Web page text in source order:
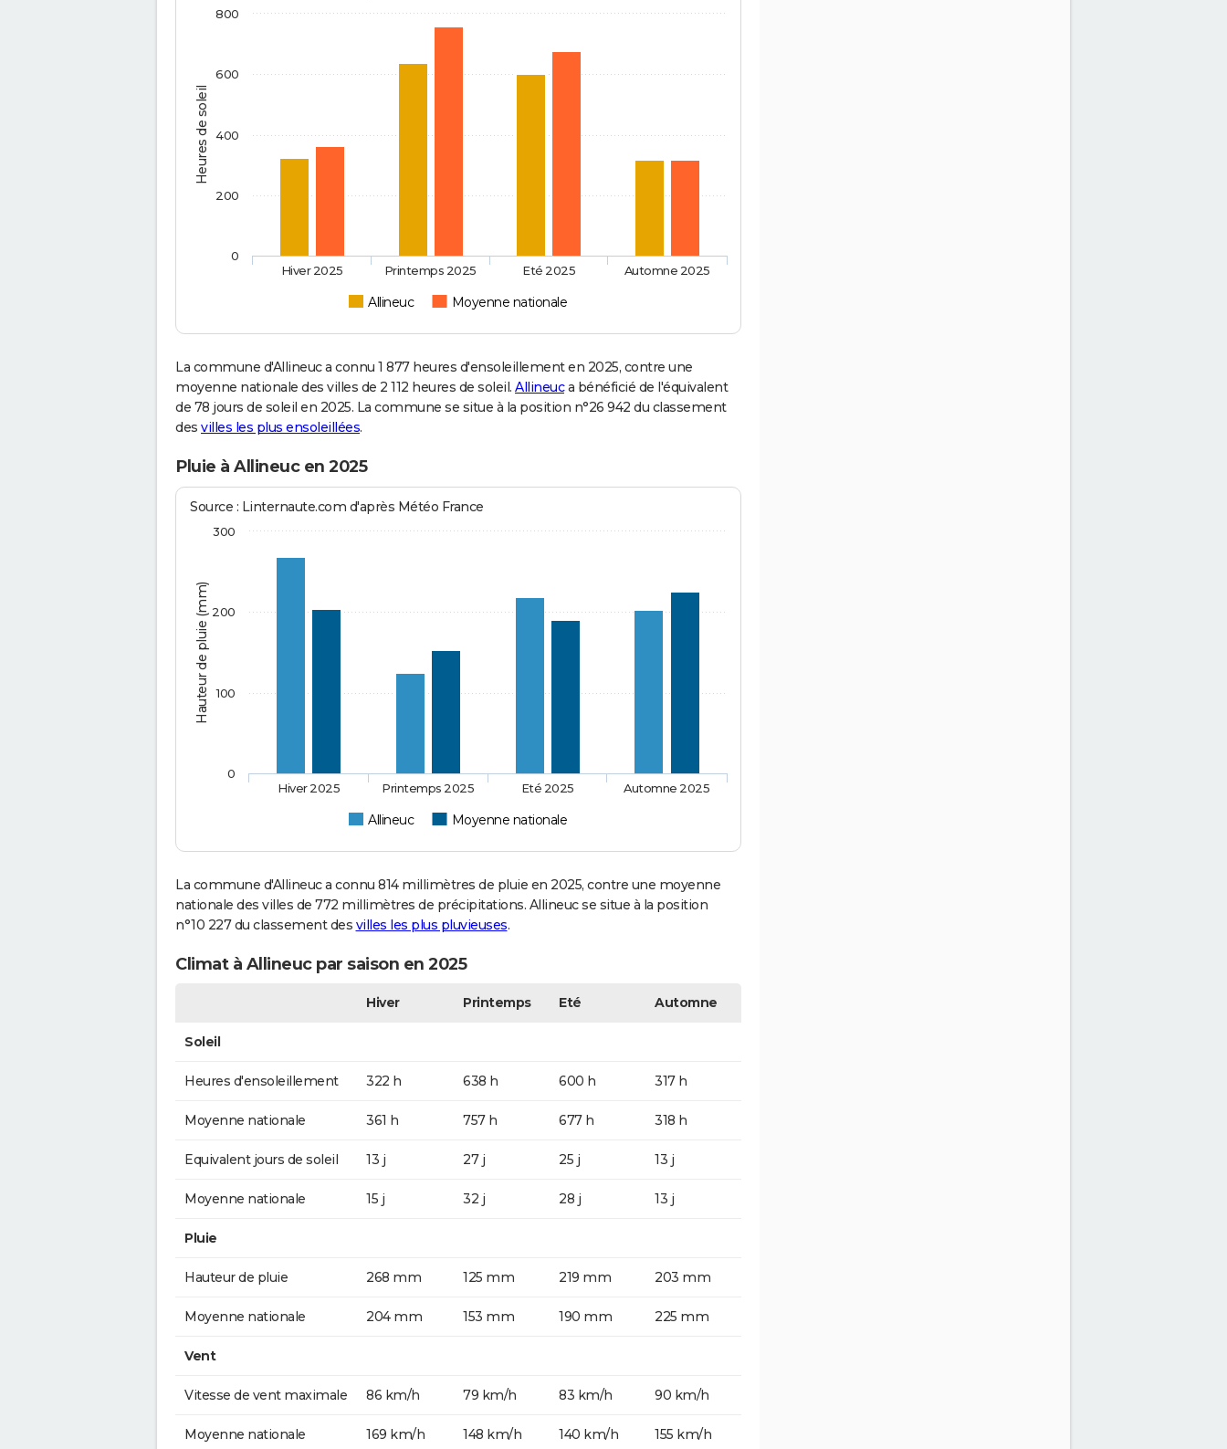
Heures de soleil
Allineuc Moyenne nationale
Hiver 2025 Printemps 2025 Eté 2025 Automne 2025
0
200
400
600
800
La commune d'Allineuc a connu 1 877 heures d'ensoleillement en 2025, contre une
moyenne nationale des villes de 2 112 heures de soleil. Allineuca bénéficié de l'équivalent
de 78 jours de soleil en 2025. La commune se situe à la position n°26 942 du classement
des villes les plus ensoleillées.
Pluie à Allineuc en 2025
Hauteur de pluie (mm)
Source : Linternaute.com d'après Météo France
Allineuc Moyenne nationale
Hiver 2025 Printemps 2025 Eté 2025 Automne 2025
0
100
200
300
La commune d'Allineuc a connu 814 millimètres de pluie en 2025, contre une moyenne
nationale des villes de 772 millimètres de précipitations. Allineuc se situe à la position
n°10 227 du classement des villes les plus pluvieuses.
Climat à Allineuc par saison en 2025
Hiver Printemps Eté Automne
Soleil
Heures d'ensoleillement 322 h 638 h 600 h 317 h
Moyenne nationale 361 h 757 h 677 h 318 h
Equivalent jours de soleil 13 j 27 j 25 j 13 j
Moyenne nationale 15 j 32 j 28 j 13 j
Pluie
Hauteur de pluie 268 mm 125 mm 219 mm 203 mm
Moyenne nationale 204 mm 153 mm 190 mm 225 mm
Vent
Vitesse de vent maximale 86 km/h 79 km/h 83 km/h 90 km/h
Moyenne nationale 169 km/h 148 km/h 140 km/h 155 km/h